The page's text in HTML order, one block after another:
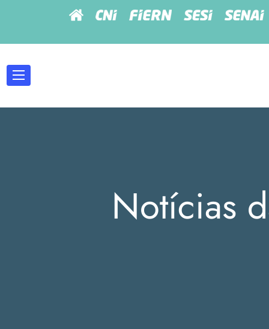
Notícias